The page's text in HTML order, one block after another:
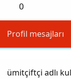
0
Profil mesajları
ümitçiftçi adlı